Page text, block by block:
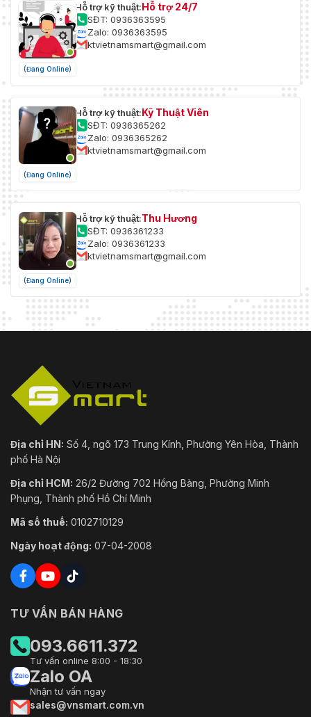
(Đang Online)
Hỗ trợ kỹ thuật:Hỗ trợ 24/7
SĐT: 0936363595
Zalo: 0936363595
ktvietnamsmart@gmail.com
(Đang Online)
Hỗ trợ kỹ thuật:Kỹ Thuật Viên
SĐT: 0936365262
Zalo: 0936365262
ktvietnamsmart@gmail.com
(Đang Online)
Hỗ trợ kỹ thuật:Thu Hương
SĐT: 0936361233
Zalo: 0936361233
ktvietnamsmart@gmail.com
Địa chỉ HN: Số 4, ngõ 173 Trung Kính, Phường Yên Hòa, Thành
phố Hà Nội
Địa chỉ HCM: 26/2 Đường 702 Hồng Bàng, Phường Minh
Phụng, Thành phố Hồ Chí Minh
Mã số thuế: 0102710129
Ngày hoạt động: 07-04-2008
TƯ VẤN BÁN HÀNG
093.6611.372
Tư vấn online 8:00 - 18:30
Zalo OA
Nhận tư vấn ngay
sales@vnsmart.com.vn